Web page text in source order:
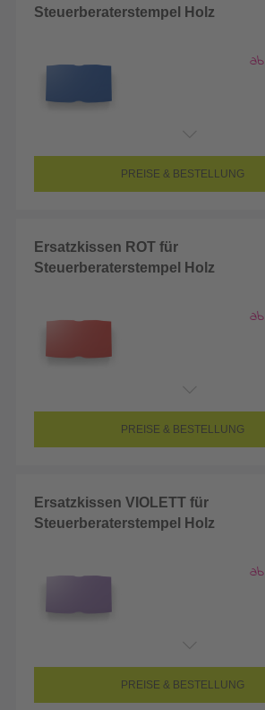
Steuerberaterstempel Holz
ab
PREISE & BESTELLUNG
Ersatzkissen ROT für
Steuerberaterstempel Holz
ab
PREISE & BESTELLUNG
Ersatzkissen VIOLETT für
Steuerberaterstempel Holz
ab
PREISE & BESTELLUNG